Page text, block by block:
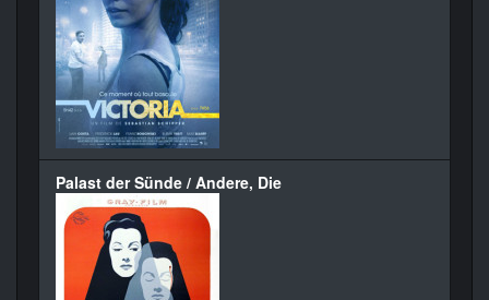
Palast der Sünde / Andere, Die